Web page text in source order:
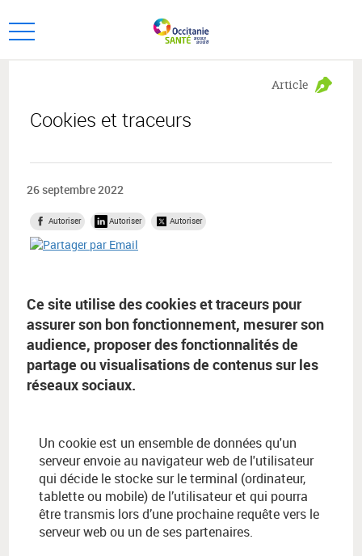
au
menu
au
contenu
Ouvrir
Cookies et traceurs
Article
26 septembre 2022
Autoriser Autoriser Autoriser
Ce site utilise des cookies et traceurs pour
assurer son bon fonctionnement, mesurer son
audience, proposer des fonctionnalités de
partage ou visualisations de contenus sur les
réseaux sociaux.
Un cookie est un ensemble de données qu'un
serveur envoie au navigateur web de l'utilisateur
qui décide le stocke sur le terminal (ordinateur,
tablette ou mobile) de l’utilisateur et qui pourra
être transmis lors d’une prochaine requête vers le
serveur web ou un de ses partenaires.